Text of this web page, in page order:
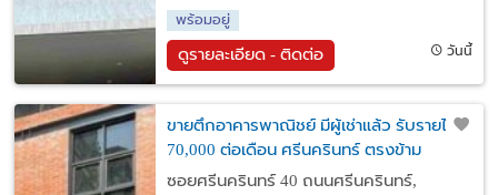
พร้อมอยู่
ดูรายละเอียด - ติดต่อ วันนี้
ขายตึกอาคารพาณิชย์ มีผู้เช่าแล้ว รับรายได้
70,000 ต่อเดือน ศรีนครินทร์ ตรงข้าม
ซีคอนสแควร์
ซอยศรีนครินทร์ 40 ถนนศรีนครินทร์,